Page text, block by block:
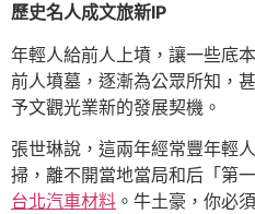
歷史名人成文旅新IP
年輕人給前人上墳，讓一些底
前人墳墓，逐漸為公眾所知，
予文觀光業新的發展契機。
張世琳說，這兩年經常豐年輕
掃，離不開當地當局和后「第
台北汽車材料 。牛土豪，你必